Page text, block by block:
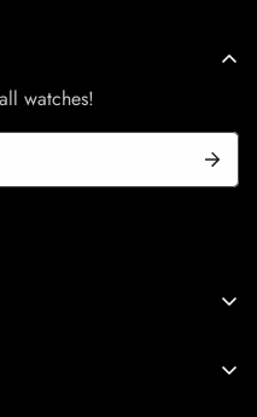
authentic seagull tourbillon
watches!